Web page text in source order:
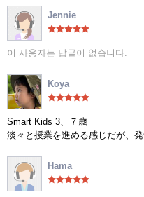
Jennie
이 사용자는 답글이 없습니다.
Koya
Smart Kids 3、７歳
淡々と授業を進める感じだが、
Hama